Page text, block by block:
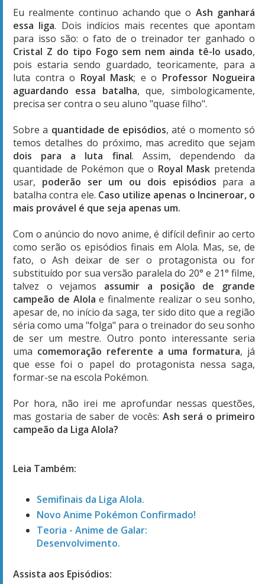
Eu realmente continuo achando que o Ash ganhará
essa liga. Dois indícios mais recentes que apontam
para isso são: o fato de o treinador ter ganhado o
Cristal Z do tipo Fogo sem nem ainda tê-lo usado,
pois estaria sendo guardado, teoricamente, para a
luta contra o Royal Mask; e o Professor Nogueira
aguardando essa batalha, que, simbologicamente,
precisa ser contra o seu aluno "quase filho".
Sobre a quantidade de episódios, até o momento só
temos detalhes do próximo, mas acredito que sejam
dois para a luta final. Assim, dependendo da
quantidade de Pokémon que o Royal Mask pretenda
usar, poderão ser um ou dois episódios para a
batalha contra ele. Caso utilize apenas o Incineroar, o
mais provável é que seja apenas um.
Com o anúncio do novo anime, é difícil definir ao certo
como serão os episódios finais em Alola. Mas, se, de
fato, o Ash deixar de ser o protagonista ou for
substituído por sua versão paralela do 20° e 21° filme,
talvez o vejamos assumir a posição de grande
campeão de Alola e finalmente realizar o seu sonho,
apesar de, no início da saga, ter sido dito que a região
séria como uma "folga" para o treinador do seu sonho
de ser um mestre. Outro ponto interessante seria
uma comemoração referente a uma formatura, já
que esse foi o papel do protagonista nessa saga,
formar-se na escola Pokémon.
Por hora, não irei me aprofundar nessas questões,
mas gostaria de saber de vocês: Ash será o primeiro
campeão da Liga Alola?
Leia Também:
Semifinais da Liga Alola.
Novo Anime Pokémon Confirmado!
Teoria - Anime de Galar:
Desenvolvimento.
Assista aos Episódios: